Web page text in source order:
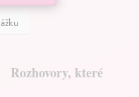
Rozhovory, které